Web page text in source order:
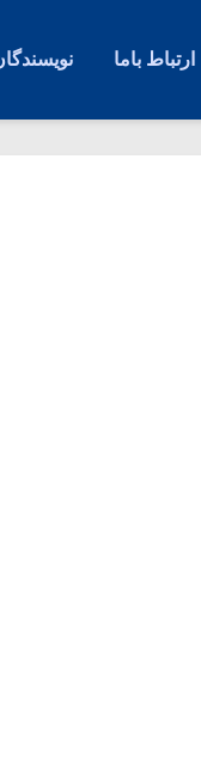
ارتباط باما